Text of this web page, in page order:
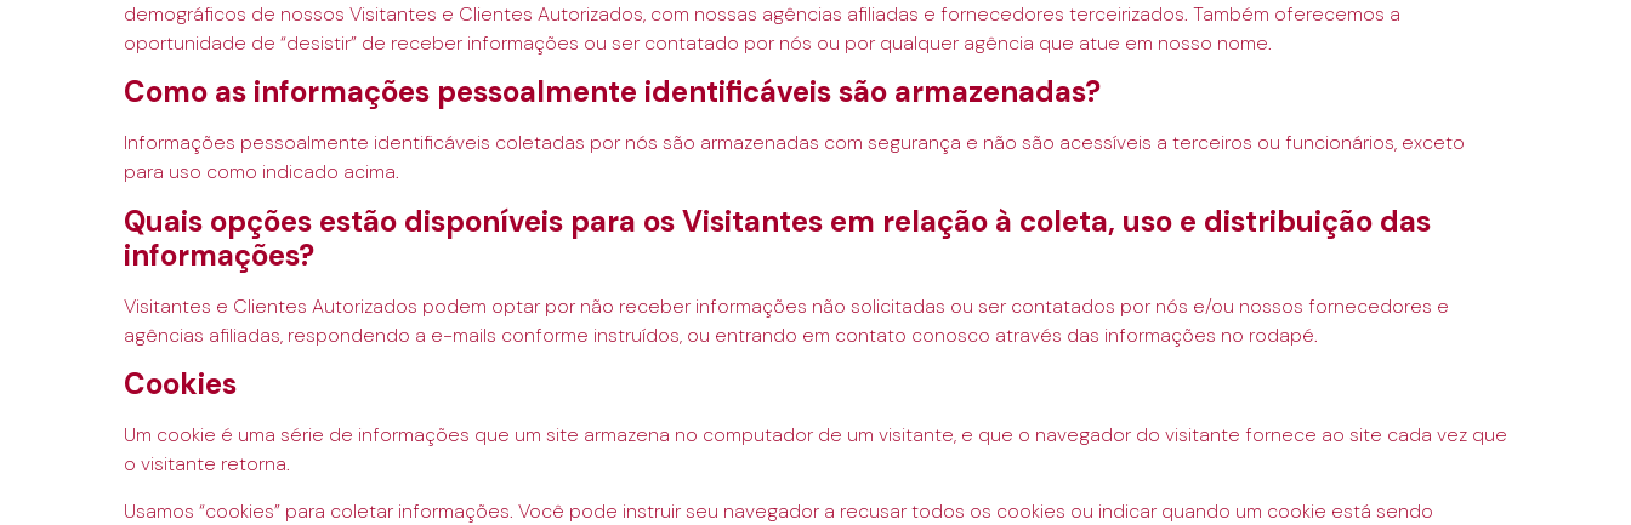
demográficos de nossos Visitantes e Clientes Autorizados, com nossas agências afiliadas e fornecedores terceirizados. Também oferecemos a
oportunidade de “desistir” de receber informações ou ser contatado por nós ou por qualquer agência que atue em nosso nome.
Como as informações pessoalmente identificáveis são armazenadas?
Informações pessoalmente identificáveis coletadas por nós são armazenadas com segurança e não são acessíveis a terceiros ou funcionários, exceto
para uso como indicado acima.
Quais opções estão disponíveis para os Visitantes em relação à coleta, uso e distribuição das
informações?
Visitantes e Clientes Autorizados podem optar por não receber informações não solicitadas ou ser contatados por nós e/ou nossos fornecedores e
agências afiliadas, respondendo a e-mails conforme instruídos, ou entrando em contato conosco através das informações no rodapé.
Cookies
Um cookie é uma série de informações que um site armazena no computador de um visitante, e que o navegador do visitante fornece ao site cada vez que
o visitante retorna.
Usamos “cookies” para coletar informações. Você pode instruir seu navegador a recusar todos os cookies ou indicar quando um cookie está sendo